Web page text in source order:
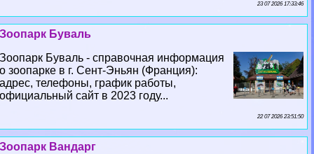
23 07 2026 17:33:46
Зоопарк Буваль
Зоопарк Буваль - справочная информация
о зоопарке в г. Сент-Эньян (Франция):
адрес, телефоны, график работы,
официальный сайт в 2023 году...
22 07 2026 23:51:50
Зоопарк Вандарг